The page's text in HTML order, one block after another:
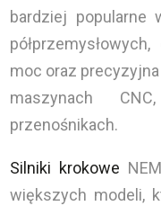
bardziej popularne
moc oraz
maszynach
przenośnikach.
Silniki krokowe
większych modeli,